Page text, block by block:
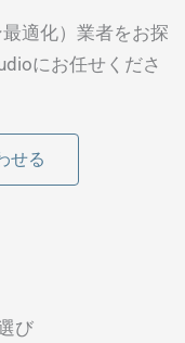
適化）業者をお探
にお任せくださ
せる
び